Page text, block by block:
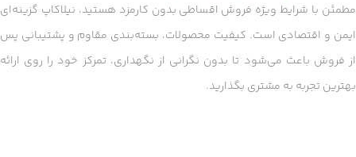
مطمئن با شرایط ویژه فروش اقساطی بدون کارمزد هستید، نیلاکاپ گزینه‌ای
ایمن و اقتصادی است. کیفیت محصولات، بسته‌بندی مقاوم و پشتیبانی پس
از فروش باعث می‌شود تا بدون نگرانی از نگهداری، تمرکز خود را روی ارائه
بهترین تجربه به مشتری بگذارید.